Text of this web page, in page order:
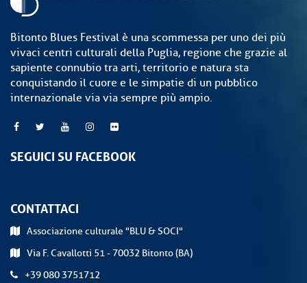
Bitonto Blues Festival è una scommessa per uno dei più
vivaci centri culturali della Puglia, regione che grazie al
sapiente connubio tra arti, territorio e natura sta
conquistando il cuore e le simpatie di un pubblico
internazionale via via sempre più ampio.
SEGUICI SU FACEBOOK
CONTATTACI
Associazione culturale "BLU & SOCI"
Via F. Cavallotti 51 - 70032 Bitonto (BA)
+39 080 3751712